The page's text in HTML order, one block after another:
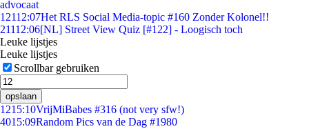
advocaat
12112:07Het RLS Social Media-topic #160 Zonder Kolonel!!
21112:06[NL] Street View Quiz [#122] - Loogisch toch
Leuke lijstjes
Leuke lijstjes
Scrollbar gebruiken
opslaan
1215:10VrijMiBabes #316 (not very sfw!)
4015:09Random Pics van de Dag #1980